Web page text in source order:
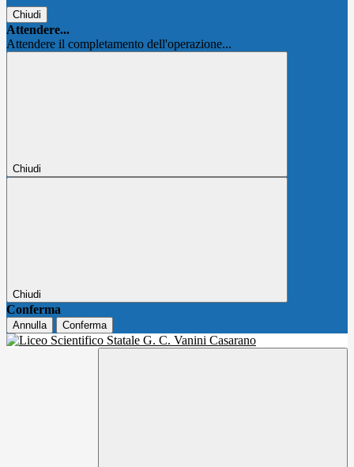
Chiudi
Attendere...
Attendere il completamento dell'operazione...
Chiudi
Chiudi
Conferma
Annulla Conferma